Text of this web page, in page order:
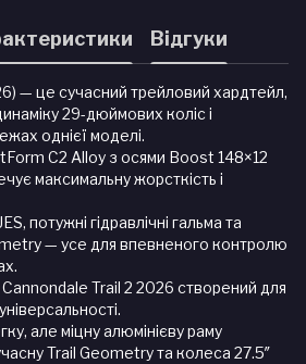
Відгуки
— це сучасний трейловий хардтейл,
29-дюймових коліс і
однієї моделі.
C2 Alloy з осями Boost 148×12
максимальну жорсткість і
потужні гідравлічні гальма та
— усе для впевненого контролю
Trail 2 2026 створений для
але міцну алюмінієву раму
Trail Geometry та колеса 27.5″